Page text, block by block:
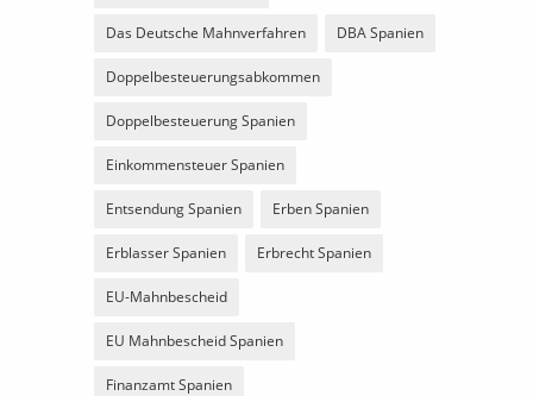
Das Deutsche Mahnverfahren DBA Spanien
Doppelbesteuerungsabkommen
Doppelbesteuerung Spanien
Einkommensteuer Spanien
Entsendung Spanien Erben Spanien
Erblasser Spanien Erbrecht Spanien
EU-Mahnbescheid
EU Mahnbescheid Spanien
Finanzamt Spanien